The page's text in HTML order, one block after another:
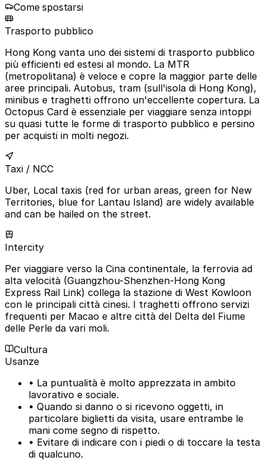
Come spostarsi
Trasporto pubblico
Hong Kong vanta uno dei sistemi di trasporto pubblico
più efficienti ed estesi al mondo. La MTR
(metropolitana) è veloce e copre la maggior parte delle
aree principali. Autobus, tram (sull'isola di Hong Kong),
minibus e traghetti offrono un'eccellente copertura. La
Octopus Card è essenziale per viaggiare senza intoppi
su quasi tutte le forme di trasporto pubblico e persino
per acquisti in molti negozi.
Taxi / NCC
Uber, Local taxis (red for urban areas, green for New
Territories, blue for Lantau Island) are widely available
and can be hailed on the street.
Intercity
Per viaggiare verso la Cina continentale, la ferrovia ad
alta velocità (Guangzhou-Shenzhen-Hong Kong
Express Rail Link) collega la stazione di West Kowloon
con le principali città cinesi. I traghetti offrono servizi
frequenti per Macao e altre città del Delta del Fiume
delle Perle da vari moli.
Cultura
Usanze
• La puntualità è molto apprezzata in ambito
lavorativo e sociale.
• Quando si danno o si ricevono oggetti, in
particolare biglietti da visita, usare entrambe le
mani come segno di rispetto.
• Evitare di indicare con i piedi o di toccare la testa
di qualcuno.